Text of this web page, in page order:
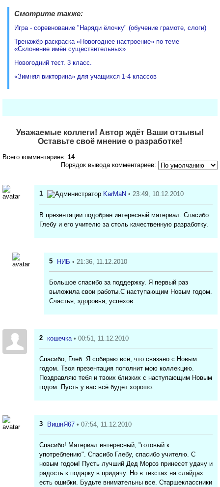
Смотрите также:
Игра - соревнование "Наряди ёлочку" (обучение грамоте, слоги)
Тренажёр-раскраска «Новогоднее настроение» по теме
«Склонение имён существительных»
Новогодний тест. 3 класс.
«Зимняя викторина» для учащихся 1-4 классов
Уважаемые коллеги! Автор ждёт Ваши отзывы!
Оставьте своё мнение о разработке!
Всего комментариев: 14
Порядок вывода комментариев:
1 KarMaN • 23:49, 10.12.2010
В презентации подобран интересный материал. Спасибо
Глебу и его учителю за столь качественную разработку.
5 НИБ • 21:36, 11.12.2010
Большое спасибо за поддержку. Я первый раз
выложила свои работы.С наступающим Новым годом.
Счастья, здоровья, успехов.
2 кошечка • 00:51, 11.12.2010
Спасибо, Глеб. Я собираю всё, что связано с Новым
годом. Твоя презентация пополнит мою коллекцию.
Поздравляю тебя и твоих близких с наступающим Новым
годом. Пусть у вас всё будет хорошо.
3 ВишнЯ67 • 07:54, 11.12.2010
Спасибо! Материал интересный, "готовый к
употреблению". Спасибо Глебу, спасибо учителю. С
новым годом! Пусть лучший Дед Мороз принесет удачу и
радость к подарку в придачу. Но в текстах на слайдах
есть ошибки. Будьте внимательны все. Старшеклассники